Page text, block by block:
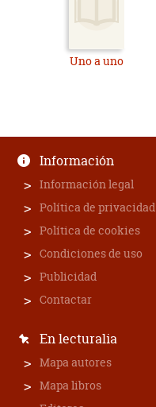
Uno a uno
Información
Información legal
Política de privacidad
Política de cookies
Condiciones de uso
Publicidad
Contactar
En lecturalia
Mapa autores
Mapa libros